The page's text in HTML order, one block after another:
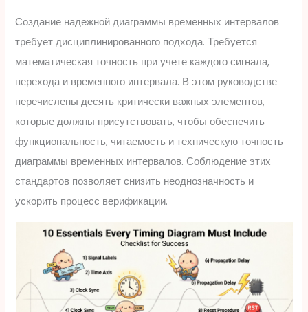
Создание надежной диаграммы временных интервалов
требует дисциплинированного подхода. Требуется
математическая точность при учете каждого сигнала,
перехода и временного интервала. В этом руководстве
перечислены десять критически важных элементов,
которые должны присутствовать, чтобы обеспечить
функциональность, читаемость и техническую точность
диаграммы временных интервалов. Соблюдение этих
стандартов позволяет снизить неоднозначность и
ускорить процесс верификации.